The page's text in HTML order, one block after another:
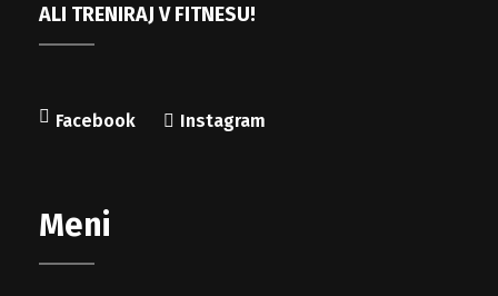
ALI TRENIRAJ V FITNESU!
Facebook Instagram
Meni